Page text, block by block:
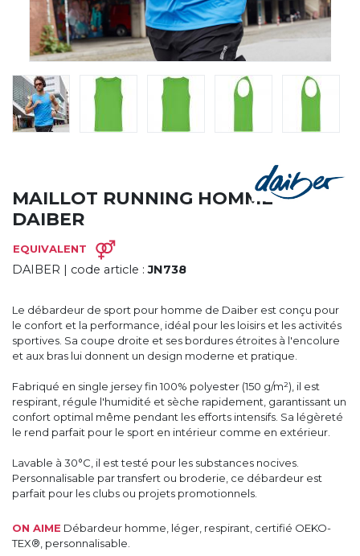
LA SOCIÉTÉ
SERVICES
ROADSHOWS, FORUM DES EXPERTS
CATALOGUES & TARIFS
MARQUES & CERTIFICATS
TECHNIQUES MARQUAGE
MAILLOT RUNNING HOMME
DAIBER
EQUIVALENT
DAIBER | code article :JN738
Le débardeur de sport pour homme de Daiber est conçu pour
le confort et la performance, idéal pour les loisirs et les activités
sportives. Sa coupe droite et ses bordures étroites à l'encolure
et aux bras lui donnent un design moderne et pratique.
Fabriqué en single jersey fin 100% polyester (150 g/m²), il est
respirant, régule l'humidité et sèche rapidement, garantissant un
confort optimal même pendant les efforts intensifs. Sa légèreté
le rend parfait pour le sport en intérieur comme en extérieur.
Lavable à 30°C, il est testé pour les substances nocives.
Personnalisable par transfert ou broderie, ce débardeur est
parfait pour les clubs ou projets promotionnels.
ON AIME Débardeur homme, léger, respirant, certifié OEKO-
TEX®, personnalisable.